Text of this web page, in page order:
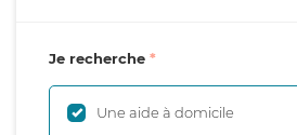
Je recherche
Une aide à domicile